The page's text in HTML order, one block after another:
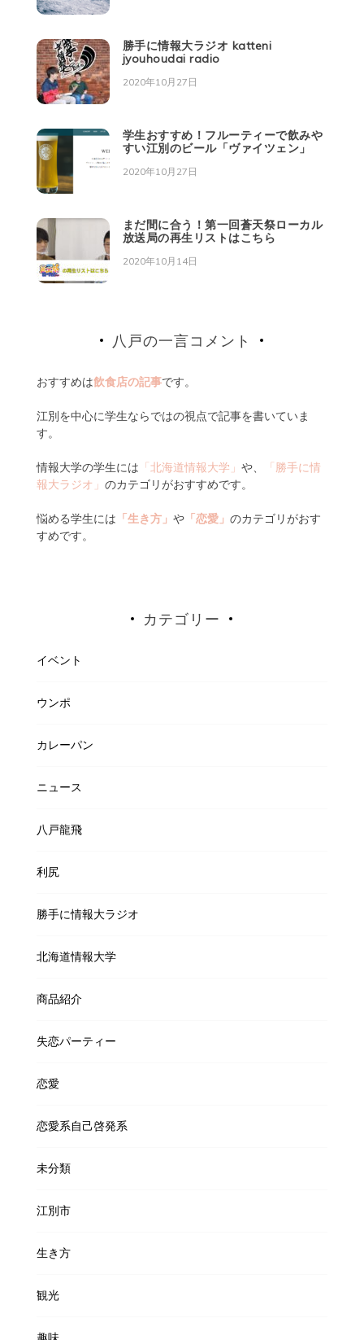
勝手に情報大ラジオ katteni
jyouhoudai radio
2020年10月27日
学生おすすめ！フルーティーで飲みや
すい江別のビール「ヴァイツェン」
2020年10月27日
まだ間に合う！第一回蒼天祭ローカル
放送局の再生リストはこちら
2020年10月14日
八戸の一言コメント
おすすめは飲食店の記事です。
江別を中心に学生ならではの視点で記事を書いていま
す。
情報大学の学生には 「北海道情報大学」 や、
「勝手に情
報大ラジオ」 のカテゴリがおすすめです。
悩める学生には 「生き方」 や「恋愛」 のカテゴリがおす
すめです。
カテゴリー
イベント
ウンポ
カレーパン
ニュース
八戸龍飛
利尻
勝手に情報大ラジオ
北海道情報大学
商品紹介
失恋パーティー
恋愛
恋愛系自己啓発系
未分類
江別市
生き方
観光